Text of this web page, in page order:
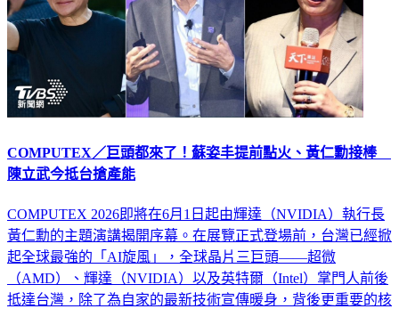
COMPUTEX／巨頭都來了！蘇姿丰提前點火、黃仁勳接棒
陳立武今抵台搶產能
COMPUTEX 2026即將在6月1日起由輝達（NVIDIA）執行長
黃仁勳的主題演講揭開序幕。在展覽正式登場前，台灣已經掀
起全球最強的「AI旋風」，全球晶片三巨頭——超微
（AMD）、輝達（NVIDIA）以及英特爾（Intel）掌門人前後
抵達台灣，除了為自家的最新技術宣傳暖身，背後更重要的核